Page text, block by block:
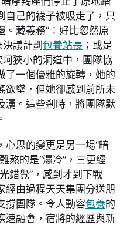
自己的襪子被吸走了，只
。藏義務”：好比忽然原
議計劃 包養站長 ；或是
狹小的洞道中，團隊協
了一個優雅的旋轉，她的
欲墜，但她卻感到前所未
灑。這些剎時，將團隊默
心思的變更是另一場“暗
熬的是“濕冷”，三更經
錯覺”，感到才到下戰
經由過程天天集團分送朋
撐團隊。令人動容包養的
速融會，宿將的經歷與新